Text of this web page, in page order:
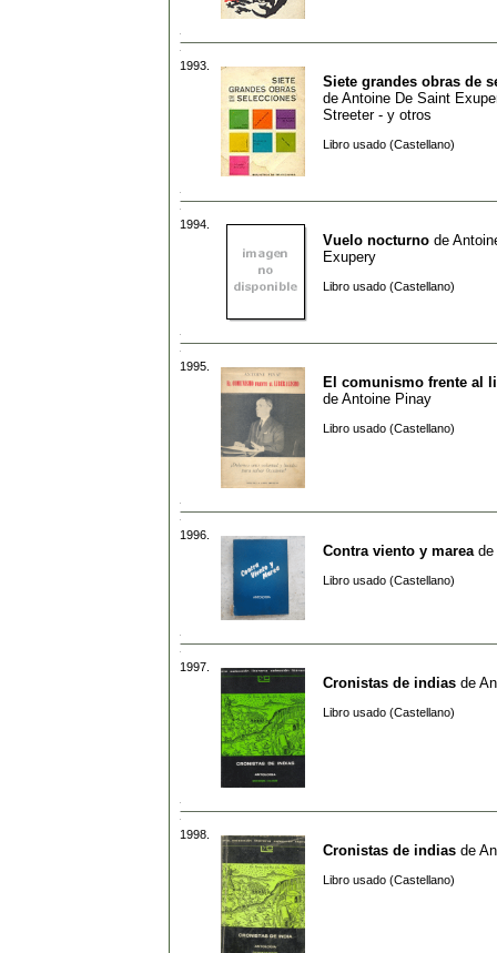
1993.
Siete grandes obras de
de Antoine De Saint
Streeter - y otros
Libro usado (Castellano)
1994.
Vuelo nocturno de
Exupery
Libro usado (Castellano)
1995.
El comunismo frente al
de Antoine Pinay
Libro usado (Castellano)
1996.
Contra viento y marea de
Libro usado (Castellano)
1997.
Cronistas de indias de
Libro usado (Castellano)
1998.
Cronistas de indias de
Libro usado (Castellano)